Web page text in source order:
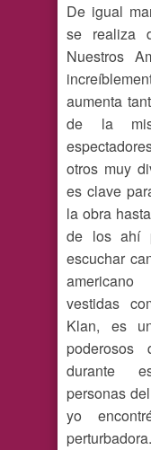
De igual
se realiza
Nuestros
aumenta
de la
otros muy
es clave
la obra
de los ahí
escuchar
americano
vestidas
Klan, es
durante
personas
yo
perturbadora.